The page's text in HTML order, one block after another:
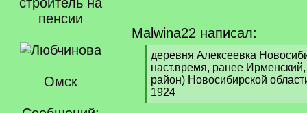
пенсии
Омск
Malwina22 написал:
[
q
]
деревня Алексеевка
наст.время, ранее
район) Новосибирской
1924
[